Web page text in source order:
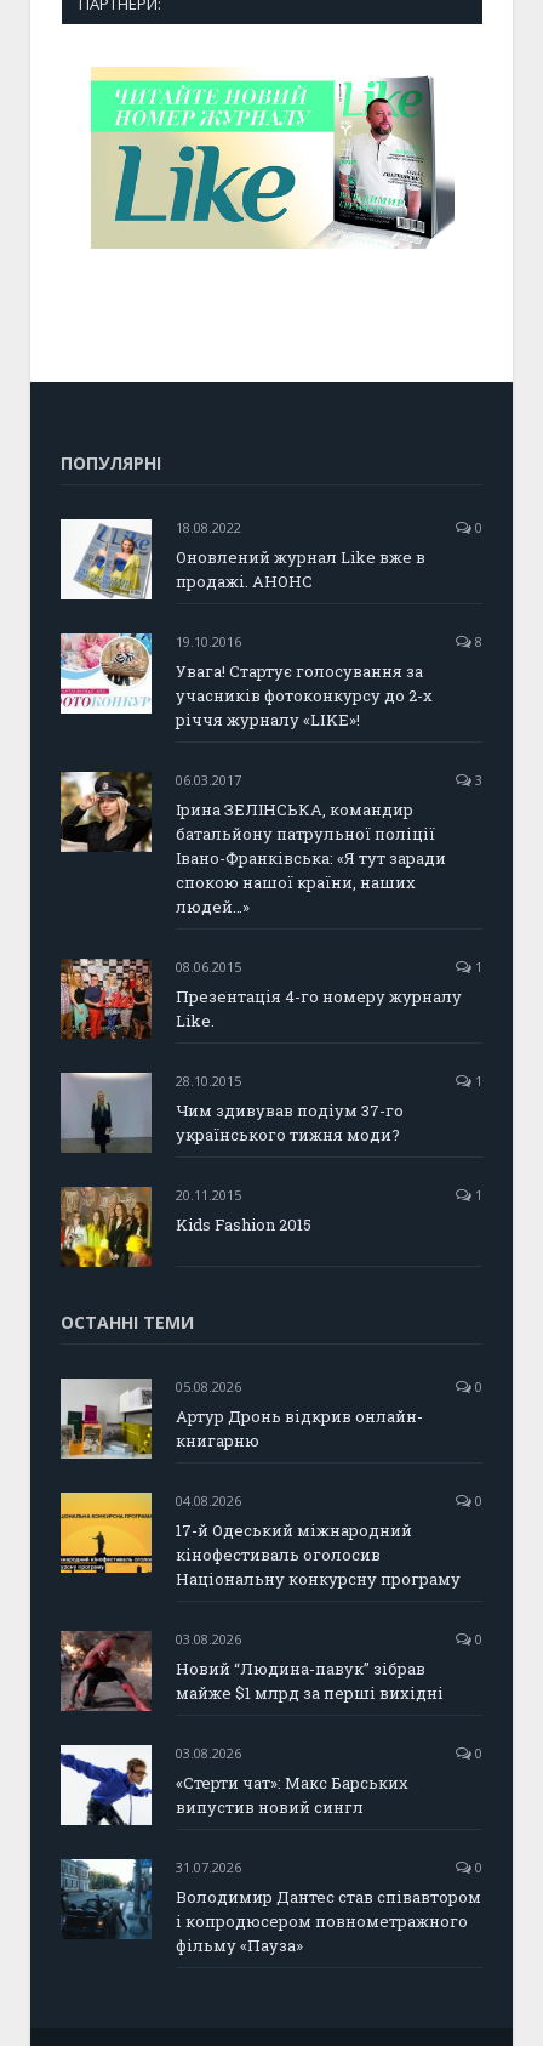
ПОПУЛЯРНІ
18.08.2022 0
Оновлений журнал Like вже в
продажі. АНОНС
19.10.2016 8
Увага! Стартує голосування за
учасників фотоконкурсу до 2-х
річчя журналу «LIKE»!
06.03.2017 3
Ірина ЗЕЛІНСЬКА, командир
батальйону патрульної поліції
Івано-Франківська: «Я тут заради
спокою нашої країни, наших
людей…»
08.06.2015 1
Презентація 4-го номеру журналу
Like.
28.10.2015 1
Чим здивував подіум 37-го
українського тижня моди?
20.11.2015 1
Kids Fashion 2015
ОСТАННІ ТЕМИ
05.08.2026 0
Артур Дронь відкрив онлайн-
книгарню
04.08.2026 0
17-й Одеський міжнародний
кінофестиваль оголосив
Національну конкурсну програму
03.08.2026 0
Новий “Людина-павук” зібрав
майже $1 млрд за перші вихідні
03.08.2026 0
«Стерти чат»: Макс Барських
випустив новий сингл
31.07.2026 0
Володимир Дантес став співавтором
і копродюсером повнометражного
фільму «Пауза»